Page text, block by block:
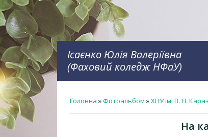
Ісаєнко Юлія Валеріївна
(Фаховий коледж НФаУ)
Головна »Фотоальбом »ХНУ ім. В. Н.
На